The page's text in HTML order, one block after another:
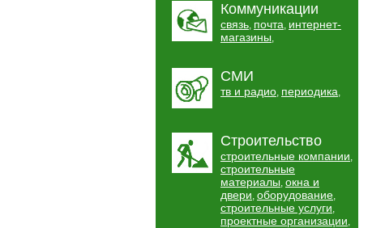
Коммуникации
связь, почта, интернет-
магазины,
СМИ
тв и радио, периодика,
Строительство
строительные компании,
строительные
материалы, окна и
двери, оборудование,
строительные услуги,
проектные организации,